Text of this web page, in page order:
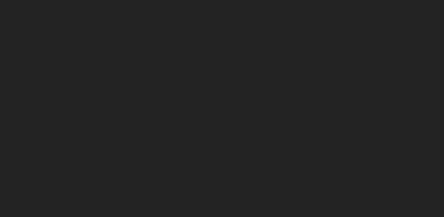
te zien die zich voeden met nectar van de bloemen in het